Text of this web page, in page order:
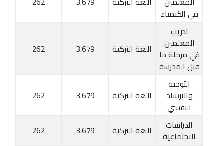
في الكيمياء
تدريب
المعلمين
في مرحلة ما
قبل المدرسة
اللغة التركية 3.679
262
التوجيه
والإرشاد
النفسي
اللغة التركية 3.679
262
الدراسات
الاجتماعية
اللغة التركية 3.679
262